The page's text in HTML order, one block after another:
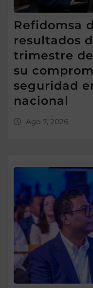
Refidomsa
resultados
trimestre
su
seguridad
nacional
Ago 7, 2026